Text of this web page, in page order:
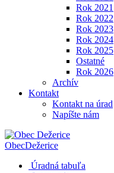
Rok 2021
Rok 2022
Rok 2023
Rok 2024
Rok 2025
Ostatné
Rok 2026
Archív
Kontakt
Kontakt na úrad
Napíšte nám
ObecDežerice
Úradná tabuľa